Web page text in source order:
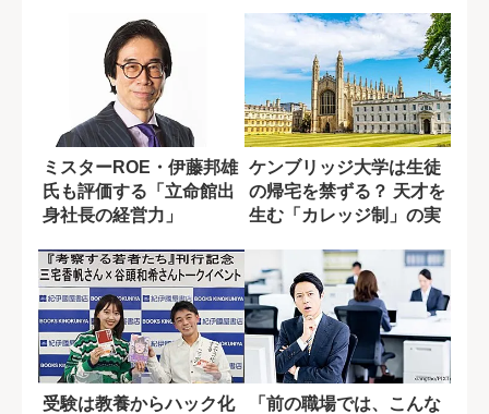
ミスターROE・伊藤邦雄
氏も評価する「立命館出
身社長の経営力」
ケンブリッジ大学は生徒
の帰宅を禁ずる？ 天才を
生む「カレッジ制」の実
受験は教養からハック化
「前の職場では、こんな